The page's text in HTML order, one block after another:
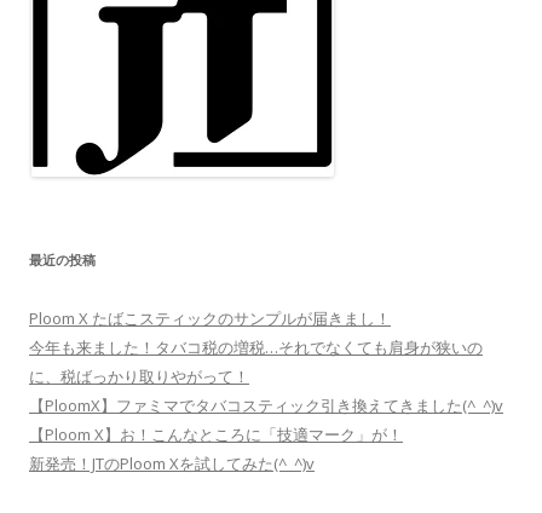
最近の投稿
Ploom X たばこスティックのサンプルが届きまし！
今年も来ました！タバコ税の増税…それでなくても肩身が狭いの
に、税ばっかり取りやがって！
【PloomX】ファミマでタバコスティック引き換えてきました(^_^)v
【Ploom X】お！こんなところに「技適マーク」が！
新発売！JTのPloom Xを試してみた(^_^)v